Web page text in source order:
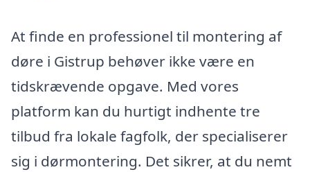
At finde en professionel til montering af
døre i Gistrup behøver ikke være en
tidskrævende opgave. Med vores
platform kan du hurtigt indhente tre
tilbud fra lokale fagfolk, der specialiserer
sig i dørmontering. Det sikrer, at du nemt